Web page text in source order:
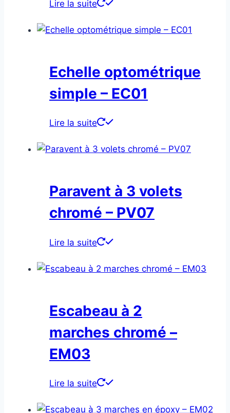
Lire la suite
Echelle optométrique
simple – EC01
Lire la suite
Paravent à 3 volets
chromé – PV07
Lire la suite
Escabeau à 2
marches chromé –
EM03
Lire la suite